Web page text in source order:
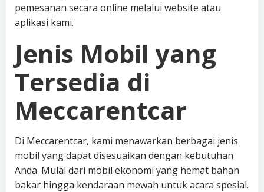
pemesanan secara online melalui website atau
aplikasi kami.
Jenis Mobil yang
Tersedia di
Meccarentcar
Di Meccarentcar, kami menawarkan berbagai jenis
mobil yang dapat disesuaikan dengan kebutuhan
Anda. Mulai dari mobil ekonomi yang hemat bahan
bakar hingga kendaraan mewah untuk acara spesial.